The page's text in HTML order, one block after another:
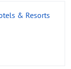
& Resorts